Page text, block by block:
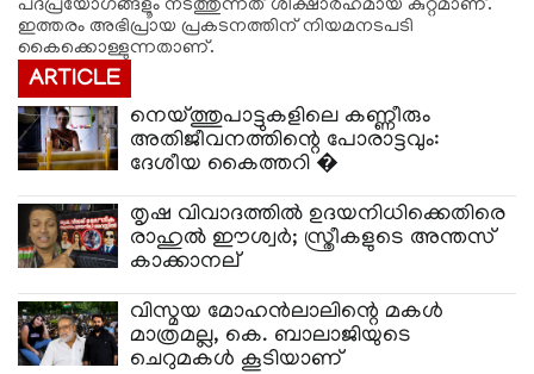
പദപ്രയോഗങ്ങളൂം നടത്തുന്നത് ശിക്ഷാര്‍ഹമായ കുറ്റമാണ്.
ഇത്തരം അഭിപ്രായ പ്രകടനത്തിന് നിയമനടപടി
കൈക്കൊള്ളുന്നതാണ്.
ARTICLE
നെയ്ത്തുപാട്ടുകളിലെ കണ്ണീരും
അതിജീവനത്തിന്റെ പോരാട്ടവും:
ദേശീയ കൈത്തറി �
തൃഷ വിവാദത്തിൽ ഉദയനിധിക്കെതിരെ
രാഹുൽ ഈശ്വർ; സ്ത്രീകളുടെ അന്തസ്
കാക്കാനല്
വിസ്മയ മോഹൻലാലിന്റെ മകൾ
മാത്രമല്ല, കെ. ബാലാജിയുടെ
ചെറുമകൾ കൂടിയാണ്